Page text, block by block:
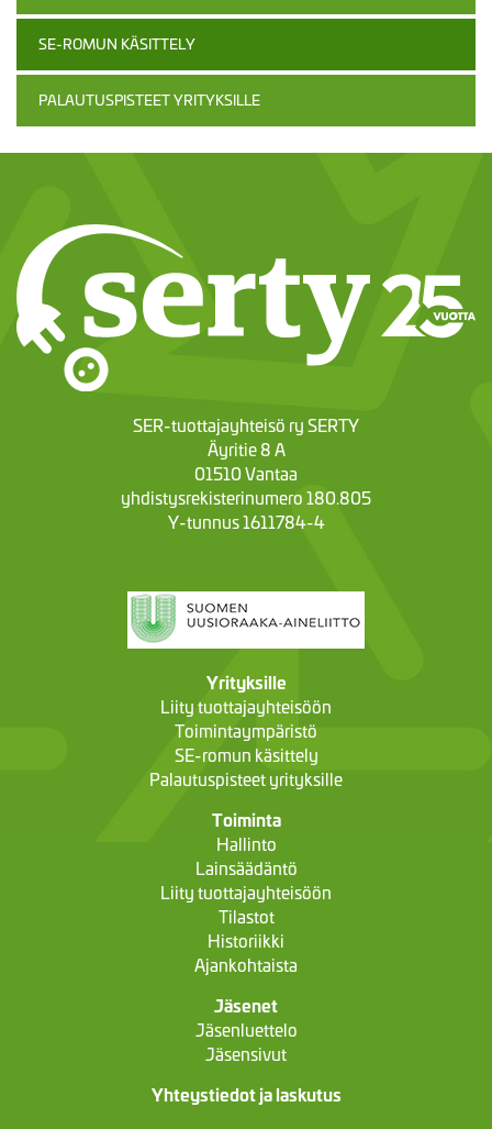
SE-ROMUN KÄSITTELY
PALAUTUSPISTEET YRITYKSILLE
SER-tuottajayhteisö ry SERTY
Äyritie 8 A
01510 Vantaa
yhdistysrekisterinumero 180.805
Y-tunnus 1611784-4
Yrityksille
Liity tuottajayhteisöön
Toimintaympäristö
SE-romun käsittely
Palautuspisteet yrityksille
Toiminta
Hallinto
Lainsäädäntö
Liity tuottajayhteisöön
Tilastot
Historiikki
Ajankohtaista
Jäsenet
Jäsenluettelo
Jäsensivut
Yhteystiedot ja laskutus